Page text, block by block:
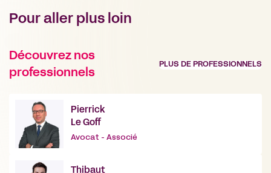
Pour aller plus loin
Découvrez nos
professionnels
PLUS DE PROFESSIONNELS
Pierrick
Le Goff
Avocat - Associé
Thibaut